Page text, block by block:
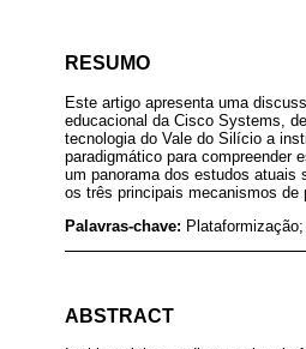
RESUMO
Este artigo apresenta uma
educacional da Cisco Systems,
tecnologia do Vale do Silício a
paradigmático para compreender
um panorama dos estudos atuais
os três principais mecanismos
Palavras-chave:
ABSTRACT